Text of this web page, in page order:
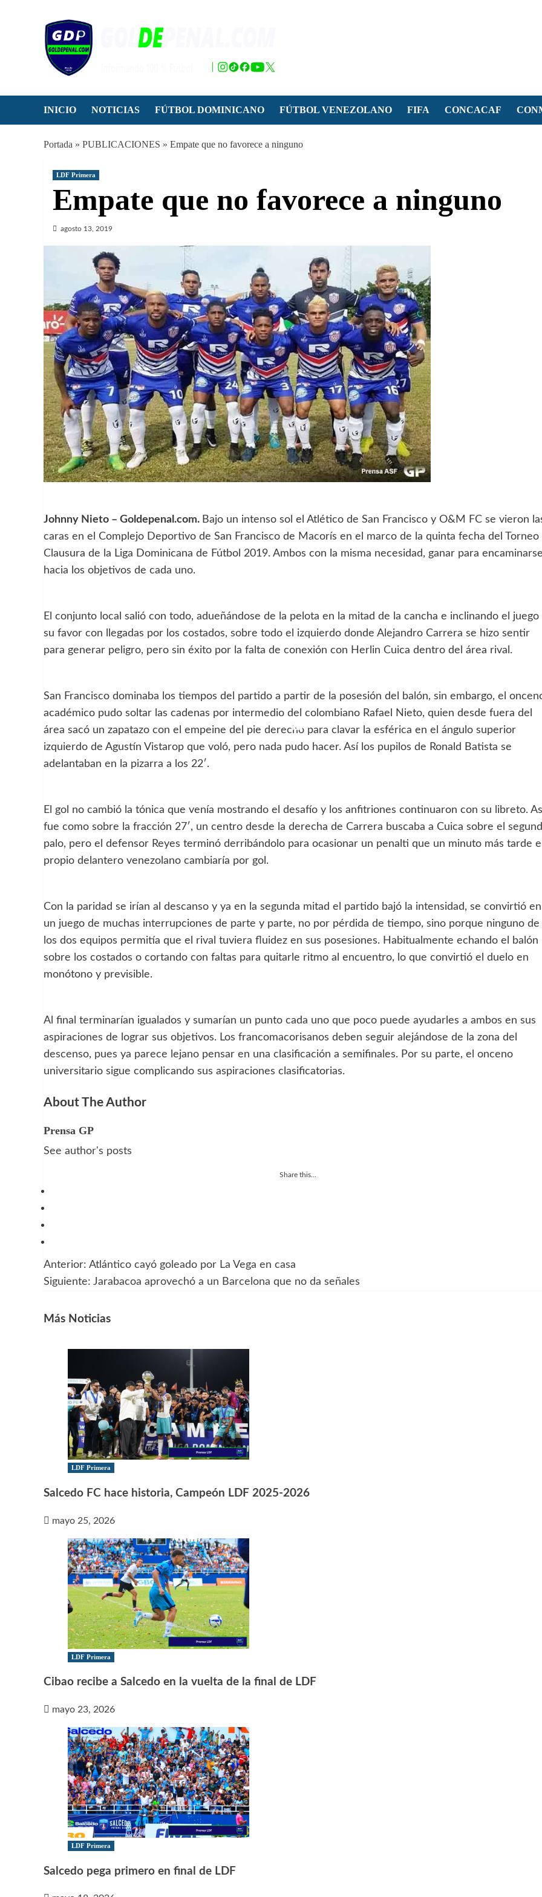
INICIO NOTICIAS FÚTBOL DOMINICANO FÚTBOL VENEZOLANO FIFA CONCACAF
Portada » PUBLICACIONES » Empate que no favorece a ninguno
LDF Primera
Empate que no favorece a ninguno
agosto 13, 2019
Johnny Nieto – Goldepenal.com. Bajo un intenso sol el Atlético de San Francisco y O&M FC se vieron
caras en el Complejo Deportivo de San Francisco de Macorís en el marco de la quinta fecha del Torneo
Clausura de la Liga Dominicana de Fútbol 2019. Ambos con la misma necesidad, ganar para
hacia los objetivos de cada uno.
El conjunto local salió con todo, adueñándose de la pelota en la mitad de la cancha e inclinando el juego
su favor con llegadas por los costados, sobre todo el izquierdo donde Alejandro Carrera se hizo sentir
para generar peligro, pero sin éxito por la falta de conexión con Herlin Cuica dentro del área rival.
San Francisco dominaba los tiempos del partido a partir de la posesión del balón, sin embargo, el
académico pudo soltar las cadenas por intermedio del colombiano Rafael Nieto, quien desde fuera del
área sacó un zapatazo con el empeine del pie derecho para clavar la esférica en el ángulo superior
izquierdo de Agustín Vistarop que voló, pero nada pudo hacer. Así los pupilos de Ronald Batista se
adelantaban en la pizarra a los 22′.
El gol no cambió la tónica que venía mostrando el desafío y los anfitriones continuaron con su libreto.
fue como sobre la fracción 27′, un centro desde la derecha de Carrera buscaba a Cuica sobre el
palo, pero el defensor Reyes terminó derribándolo para ocasionar un penalti que un minuto más tarde
propio delantero venezolano cambiaría por gol.
Con la paridad se irían al descanso y ya en la segunda mitad el partido bajó la intensidad, se convirtió en
un juego de muchas interrupciones de parte y parte, no por pérdida de tiempo, sino porque ninguno de
los dos equipos permitía que el rival tuviera fluidez en sus posesiones. Habitualmente echando el balón
sobre los costados o cortando con faltas para quitarle ritmo al encuentro, lo que convirtió el duelo en
monótono y previsible.
Al final terminarían igualados y sumarían un punto cada uno que poco puede ayudarles a ambos en sus
aspiraciones de lograr sus objetivos. Los francomacorisanos deben seguir alejándose de la zona del
descenso, pues ya parece lejano pensar en una clasificación a semifinales. Por su parte, el onceno
universitario sigue complicando sus aspiraciones clasificatorias.
About The Author
Prensa GP
See author's posts
Share this...
Navegación
entradas
Anterior: Atlántico cayó goleado por La Vega en casa
Siguiente: Jarabacoa aprovechó a un Barcelona que no da señales
Más Noticias
LDF Primera
Salcedo FC hace historia, Campeón LDF 2025-2026
mayo 25, 2026
LDF Primera
Cibao recibe a Salcedo en la vuelta de la final de LDF
mayo 23, 2026
LDF Primera
Salcedo pega primero en final de LDF